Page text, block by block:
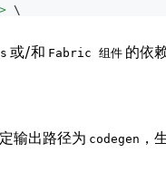
> \
或/和 Fabric 组件 的依
输出路径为 codegen ，